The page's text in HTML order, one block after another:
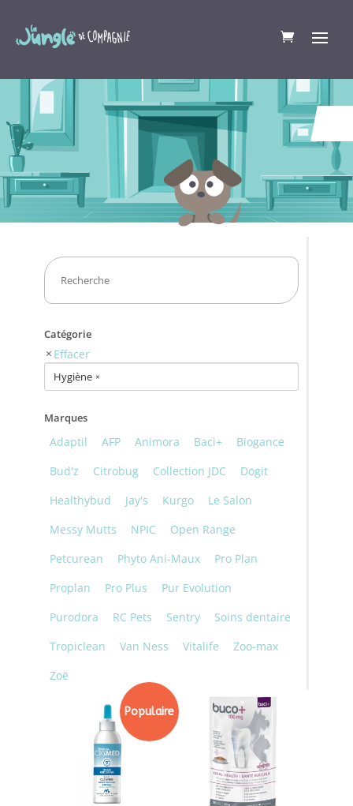
Catégorie
Effacer
Hygiène ×
Marques
Adaptil AFP Animora Baci+
Biogance
Bud'z
Citrobug Collection JDC
Dogit
Healthybud
Jay's Kurgo
Le Salon
Messy Mutts
NPIC
Open Range
Petcurean
Phyto Ani-Maux
Pro Plan
Proplan
Pro Plus
Pur Evolution
Purodora
RC Pets Sentry
Soins dentaire
Tropiclean
Van Ness Vitalife
Zoo-max
Zoë
Populaire